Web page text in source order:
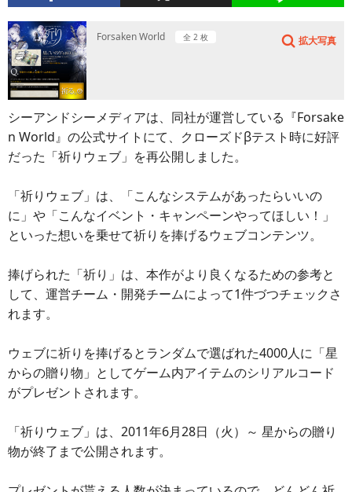
Forsaken World 全 2 枚 拡大写真
シーアンドシーメディアは、同社が運営している『Forsake
n World』の公式サイトにて、クローズドβテスト時に好評
だった「祈りウェブ」を再公開しました。
「祈りウェブ」は、「こんなシステムがあったらいいの
に」や「こんなイベント・キャンペーンやってほしい！」
といった想いを乗せて祈りを捧げるウェブコンテンツ。
捧げられた「祈り」は、本作がより良くなるための参考と
して、運営チーム・開発チームによって1件づつチェックさ
れます。
ウェブに祈りを捧げるとランダムで選ばれた4000人に「星
からの贈り物」としてゲーム内アイテムのシリアルコード
がプレゼントされます。
「祈りウェブ」は、2011年6月28日（火）～ 星からの贈り
物が終了まで公開されます。